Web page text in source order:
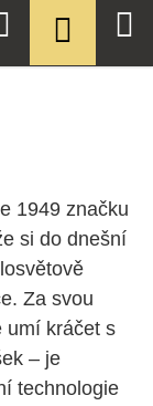
1949 značku
si do dnešní
Za svou
umí kráčet s
– je
technologie